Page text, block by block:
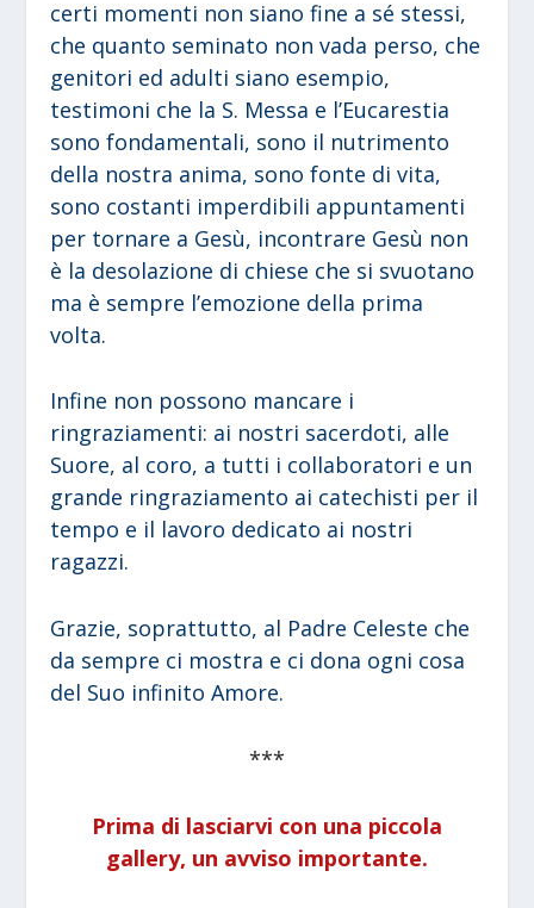
certi momenti non siano fine a sé stessi,
che quanto seminato non vada perso, che
genitori ed adulti siano esempio,
testimoni che la S. Messa e l’Eucarestia
sono fondamentali, sono il nutrimento
della nostra anima, sono fonte di vita,
sono costanti imperdibili appuntamenti
per tornare a Gesù, incontrare Gesù non
è la desolazione di chiese che si svuotano
ma è sempre l’emozione della prima
volta.
Infine non possono mancare i
ringraziamenti: ai nostri sacerdoti, alle
Suore, al coro, a tutti i collaboratori e un
grande ringraziamento ai catechisti per il
tempo e il lavoro dedicato ai nostri
ragazzi.
Grazie, soprattutto, al Padre Celeste che
da sempre ci mostra e ci dona ogni cosa
del Suo infinito Amore.
***
Prima di lasciarvi con una piccola
gallery, un avviso importante.